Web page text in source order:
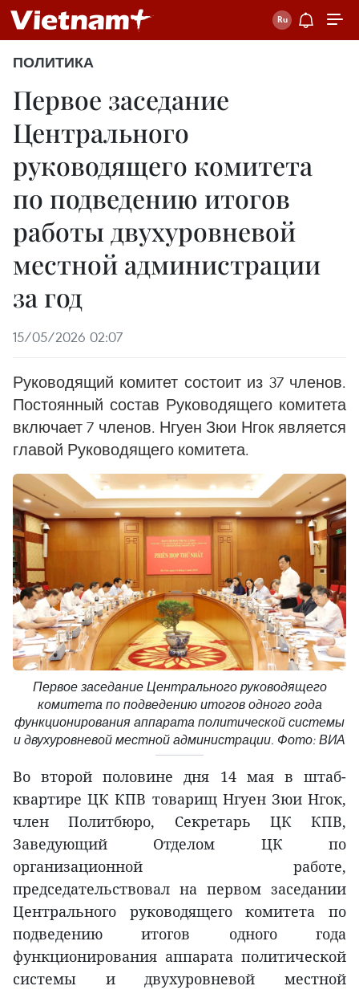
ПОЛИТИКА
Первое заседание
Центрального
руководящего комитета
по подведению итогов
работы двухуровневой
местной администрации
за год
15/05/2026 02:07
Руководящий комитет состоит из 37 членов.
Постоянный состав Руководящего комитета
включает 7 членов. Нгуен Зюи Нгок является
главой Руководящего комитета.
Первое заседание Центрального руководящего
комитета по подведению итогов одного года
функционирования аппарата политической системы
и двухуровневой местной администрации. Фото: ВИА
Во второй половине дня 14 мая в штаб-
квартире ЦК КПВ товарищ Нгуен Зюи Нгок,
член Политбюро, Секретарь ЦК КПВ,
Заведующий Отделом ЦК по
организационной работе,
председательствовал на первом заседании
Центрального руководящего комитета по
подведению итогов одного года
функционирования аппарата политической
системы и двухуровневой местной